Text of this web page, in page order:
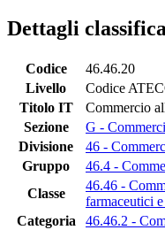
Dettagli
Codice
46.46.20
Livello
Codice
Titolo IT
Commercio
Sezione
G -
Divisione
46 -
Gruppo
46.4 -
Classe
46.46 -
farmaceutici
Categoria
46.46.2 -